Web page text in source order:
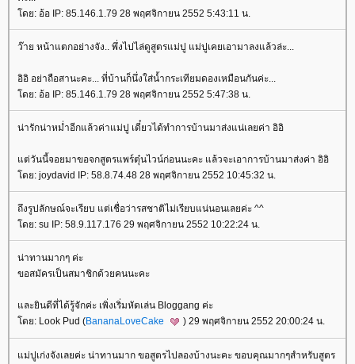
ดย: อ้อ IP: 85.146.1.79 28 พฤศจิกายน 2552 5:43:11 น.
ว๊าย หน้าแตกอย่างจัง.. พึ่งไปไล่ดูสูตรแม่ปู แม่ปูเคยเอามาลงแล้วล่ะ...
อิอิ อย่าถือสานะคะ... ที่บ้านก็นึ่งใส่น้ำกระเทียมดองเหมือนกันค่ะ...
ดย: อ้อ IP: 85.146.1.79 28 พฤศจิกายน 2552 5:47:38 น.
น่ารักน่าหม่ำอีกแล้วค่าแม่ปู เดี๋ยวได้ทำการบ้านมาส่งแน่เลยค่า อิอิ
ต่วันนี้จอยมาขอจกสูตรแพร์ตุ๋นไวน์ก่อนนะคะ แล้วจะเอาการบ้านมาส่งค่า อิอิ
ดย: joydavid IP: 58.8.74.48 28 พฤศจิกายน 2552 10:45:32 น.
ถึงรูปลักษณ์จะเรียบ แต่เชื่อว่ารสชาติไม่เรียบแน่นอนเลยค่ะ ^^
ดย: su IP: 58.9.117.176 29 พฤศจิกายน 2552 10:22:24 น.
น่าทานมากๆ ค่ะ
ขอสมัครเป็นสมาชิกด้วยคนนะคะ
ละยินดีที่ได้รู้จักค่ะ เพิ่งเริ่มหัดเล่น Bloggang ค่ะ
ดย: Look Pud (BananaLoveCake ) 29 พฤศจิกายน 2552 20:00:24 น.
ม่ปูเก่งจังเลยค่ะ น่าทานมาก ขอสูตรไปลองบ้างนะคะ ขอบคุณมากๆสำหรับสูตร